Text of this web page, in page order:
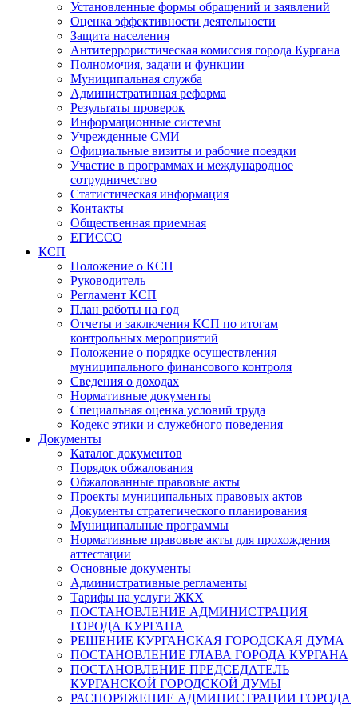
Установленные формы обращений и заявлений
Оценка эффективности деятельности
Защита населения
Антитеррористическая комиссия города Кургана
Полномочия, задачи и функции
Муниципальная служба
Административная реформа
Результаты проверок
Информационные системы
Учрежденные СМИ
Официальные визиты и рабочие поездки
Участие в программах и международное
сотрудничество
Статистическая информация
Контакты
Общественная приемная
ЕГИССО
КСП
Положение о КСП
Руководитель
Регламент КСП
План работы на год
Отчеты и заключения КСП по итогам
контрольных мероприятий
Положение о порядке осуществления
муниципального финансового контроля
Сведения о доходах
Нормативные документы
Специальная оценка условий труда
Кодекс этики и служебного поведения
Документы
Каталог документов
Порядок обжалования
Обжалованные правовые акты
Проекты муниципальных правовых актов
Документы стратегического планирования
Муниципальные программы
Нормативные правовые акты для прохождения
аттестации
Основные документы
Административные регламенты
Тарифы на услуги ЖКХ
ПОСТАНОВЛЕНИЕ АДМИНИСТРАЦИЯ
ГОРОДА КУРГАНА
РЕШЕНИЕ КУРГАНСКАЯ ГОРОДСКАЯ ДУМА
ПОСТАНОВЛЕНИЕ ГЛАВА ГОРОДА КУРГАНА
ПОСТАНОВЛЕНИЕ ПРЕДСЕДАТЕЛЬ
КУРГАНСКОЙ ГОРОДСКОЙ ДУМЫ
РАСПОРЯЖЕНИЕ АДМИНИСТРАЦИИ ГОРОДА